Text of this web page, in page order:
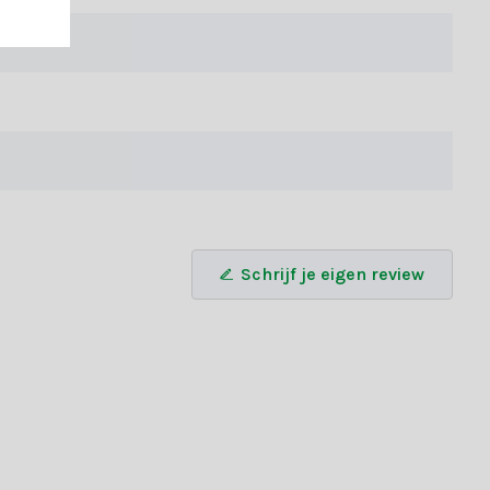
Schrijf je eigen review